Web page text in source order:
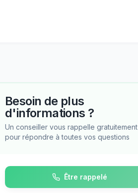
Besoin de plus
d'informations ?
Un conseiller vous rappelle gratuitement
pour répondre à toutes vos questions
Être rappelé